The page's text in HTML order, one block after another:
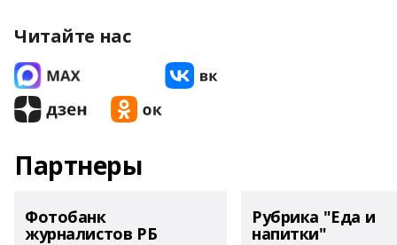
Читайте нас
Партнеры
Фотобанк
журналистов РБ
Рубрика "Еда и
напитки"